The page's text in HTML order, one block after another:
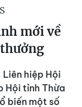
mới về
hiệp Hội
Hội tỉnh Thừa
biến một số